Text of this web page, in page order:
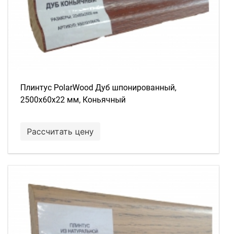
Плинтус PolarWood Дуб шпонированный,
2500х60х22 мм, Коньячный
Рассчитать цену